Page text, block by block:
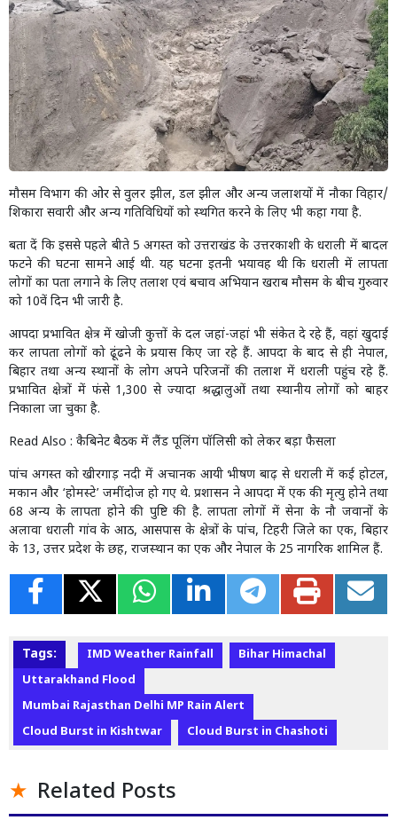
मौसम विभाग की ओर से वुलर झील, डल झील और अन्य जलाशयों में नौका विहार/
शिकारा सवारी और अन्य गतिविधियों को स्थगित करने के लिए भी कहा गया है.
बता दें कि इससे पहले बीते 5 अगस्त को उत्तराखंड के उत्तरकाशी के धराली में बादल
फटने की घटना सामने आई थी. यह घटना इतनी भयावह थी कि धराली में लापता
लोगों का पता लगाने के लिए तलाश एवं बचाव अभियान खराब मौसम के बीच गुरुवार
को 10वें दिन भी जारी है.
आपदा प्रभावित क्षेत्र में खोजी कुत्तों के दल जहां-जहां भी संकेत दे रहे हैं, वहां खुदाई
कर लापता लोगों को ढूंढने के प्रयास किए जा रहे हैं. आपदा के बाद से ही नेपाल,
बिहार तथा अन्य स्थानों के लोग अपने परिजनों की तलाश में धराली पहुंच रहे हैं.
प्रभावित क्षेत्रों में फंसे 1,300 से ज्यादा श्रद्धालुओं तथा स्थानीय लोगों को बाहर
निकाला जा चुका है.
Read Also : कैबिनेट बैठक में लैंड पूलिंग पॉलिसी को लेकर बड़ा फैसला
पांच अगस्त को खीरगाड़ नदी में अचानक आयी भीषण बाढ़ से धराली में कई होटल,
मकान और ‘होमस्टे’ जमींदोज हो गए थे. प्रशासन ने आपदा में एक की मृत्यु होने तथा
68 अन्य के लापता होने की पुष्टि की है. लापता लोगों में सेना के नौ जवानों के
अलावा धराली गांव के आठ, आसपास के क्षेत्रों के पांच, टिहरी जिले का एक, बिहार
के 13, उत्तर प्रदेश के छह, राजस्थान का एक और नेपाल के 25 नागरिक शामिल हैं.
Tags: IMD Weather Rainfall
Bihar Himachal
Uttarakhand Flood
Mumbai Rajasthan Delhi MP Rain Alert
Cloud Burst in Kishtwar
Cloud Burst in Chashoti
Related Posts